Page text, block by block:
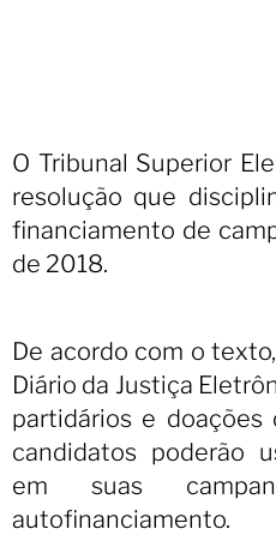
O Tribunal Superior
resolução que
financiamento de
de 2018.
De acordo com o
Diário da Justiça
partidários e doações
candidatos poderão
em suas
autofinanciamento.